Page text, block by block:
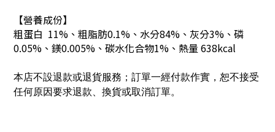
【營養成份】
粗蛋白 11%、粗脂肪0.1%、水分84%、灰分3%、磷
0.05%、鎂0.005%、碳水化合物1%、熱量 638kcal
本店不設退款或退貨服務；訂單一經付款作實，恕不接受
任何原因要求退款、換貨或取消訂單。